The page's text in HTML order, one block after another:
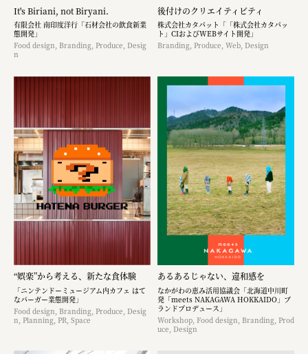
株式会社 未来ガ驚喜研究所
Panasonic
日鉄興和不動産株式会社
株式会社コスモスイニシア
株式会社亀屋万年堂
It's Biriani, not Biryani.
有限会社 南印度洋行「石材会社の飲食新業
態開発」
Food design, Branding, Produce, Desig
n
後付けのクリエイティビティ
株式会社カタパット「「株式会社カタパッ
ト」CIおよびWEBサイト開発」
Branding, Produce, Web, Design
“娯楽”から考える、新たな食体験
「ニンテンドーミュージアム内カフェ はて
なバーガー業態開発」
Food design, Branding, Produce, Desig
n, Planning, PR, Space
あるあるじゃない、違和感を
なかがわの恵み活用協議会「北海道中川町
発「meets NAKAGAWA HOKKAIDO」ブ
ランドプロデュース」
Workshop, Food design, Branding, Prod
uce, Design